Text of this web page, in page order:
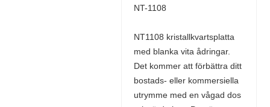
NT-1108
NT1108 kristallkvartsplatta
med blanka vita ådringar.
Det kommer att förbättra ditt
bostads- eller kommersiella
utrymme med en vågad dos